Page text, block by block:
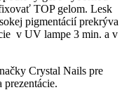
TOP gelom. Lesk
pigmentácií prekrýva
v UV lampe 3 min. a v
Crystal Nails pre